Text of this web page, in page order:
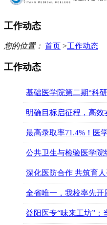
工作动态
您的位置： 首页 >工作动态
工作动态
基础医学院第二期“科
明确目标启征程，高效
最高录取率71.4%！医
强势突围
公共卫生与检验医学
业指导培训
深化医防合作 共筑育人
全省唯一，我校率先开
业技能等级认定工作
益阳医专“味来工坊”